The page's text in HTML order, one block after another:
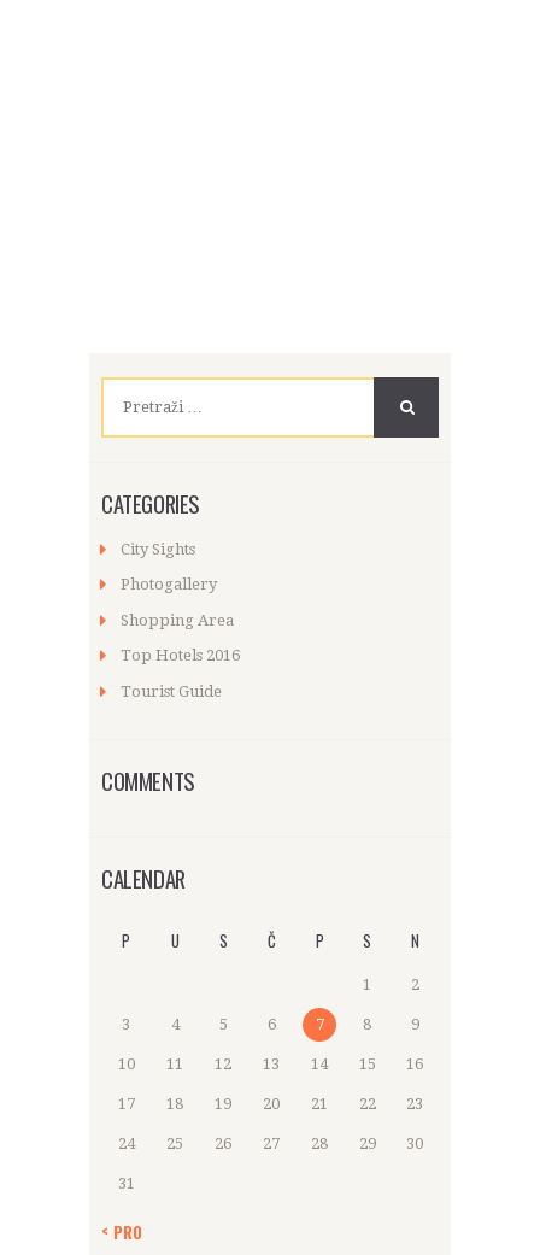
CATEGORIES
City Sights
Photogallery
Shopping Area
Top Hotels 2016
Tourist Guide
COMMENTS
CALENDAR
P U S Č P S N
1 2
3 4 5 6 7 8 9
10 11 12 13 14 15 16
17 18 19 20 21 22 23
24 25 26 27 28 29 30
31
« PRO